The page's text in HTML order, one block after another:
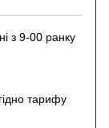
з 9-00 ранку
тарифу